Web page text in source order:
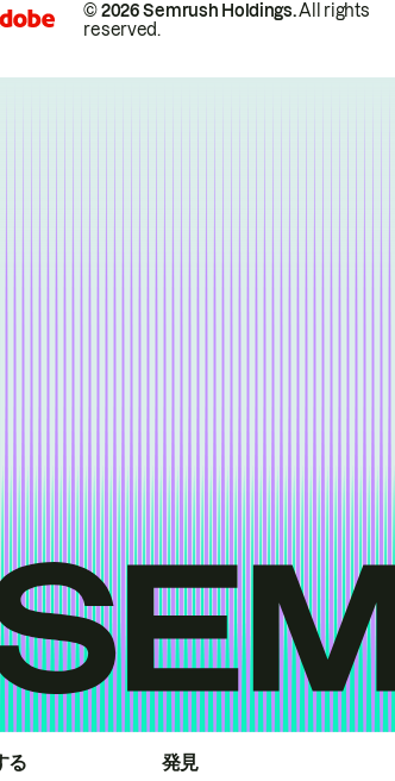
る 発見
© 2026 Semrush Holdings.All rights
reserved.